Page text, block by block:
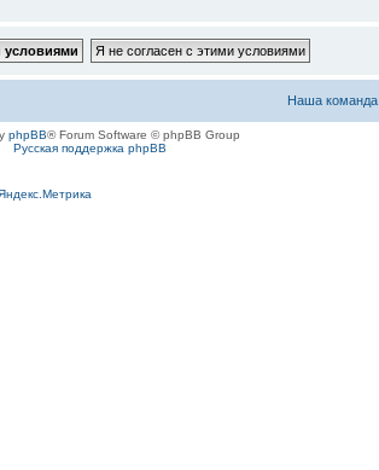
Наша команда
phpBB® Forum Software © phpBB Group
Русская поддержка phpBB